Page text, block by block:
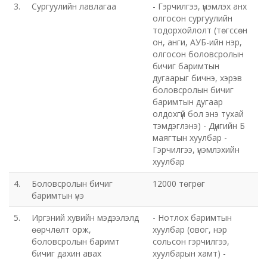
3.
Сургуулийн лавлагаа
- Гэрчилгээ, үнэмлэх анх
олгосон сургуулийн
тодорхойлолт (төгссөн
он, анги, АУБ-ийн нэр,
олгосон боловсролын
бичиг баримтын
дугаарыг бичнэ, хэрэв
боловсролын бичиг
баримтын дугаар
олдохгүй бол энэ тухай
тэмдэглэнэ) - Дүнгийн Б
маягтын хуулбар -
Гэрчилгээ, үнэмлэхийн
хуулбар
4.
Боловсролын бичиг
баримтын үнэ
12000 төгрөг
5.
Иргэний хувийн мэдээлэлд
өөрчлөлт орж,
боловсролын баримт
бичиг дахин авах
- Нотлох баримтын
хуулбар (овог, нэр
сольсон гэрчилгээ,
хуулбарын хамт) -